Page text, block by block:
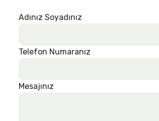
Adınız Soyadınız
Telefon Numaranız
Mesajınız